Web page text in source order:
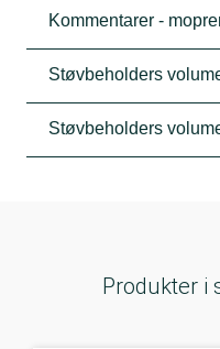
Kommentarer -
Støvbeholders
Støvbeholders
Produkter i